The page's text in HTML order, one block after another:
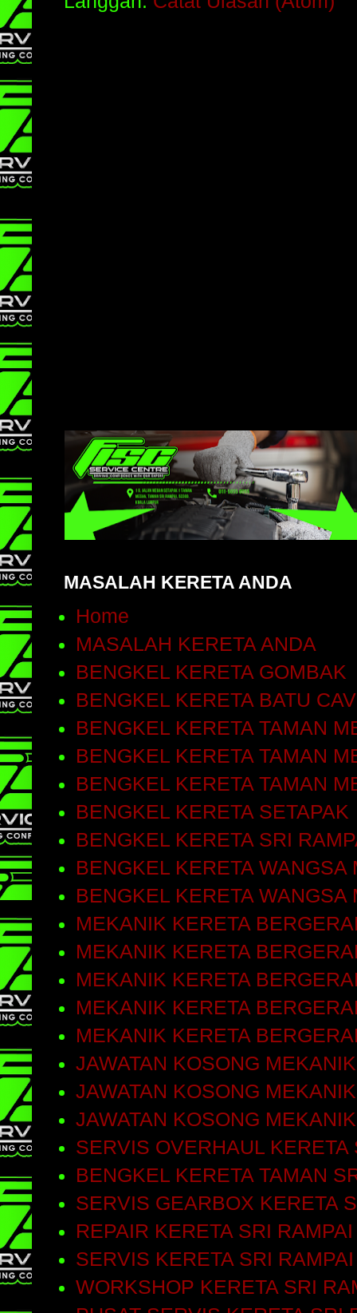
MASALAH KERETA ANDA
Home
MASALAH KERETA ANDA
BENGKEL KERETA GOMBAK
BENGKEL KERETA BATU
BENGKEL KERETA TAMAN
BENGKEL KERETA TAMAN
BENGKEL KERETA TAMAN
BENGKEL KERETA SETAPAK
BENGKEL KERETA SRI
BENGKEL KERETA WANGSA
BENGKEL KERETA WANGSA
MEKANIK KERETA
MEKANIK KERETA
MEKANIK KERETA
MEKANIK KERETA
MEKANIK KERETA
JAWATAN KOSONG MEKANIK
JAWATAN KOSONG
JAWATAN KOSONG
SERVIS OVERHAUL KERETA
BENGKEL KERETA TAMAN
SERVIS GEARBOX KERETA
REPAIR KERETA SRI RAMPAI
SERVIS KERETA SRI RAMPAI
WORKSHOP KERETA SRI